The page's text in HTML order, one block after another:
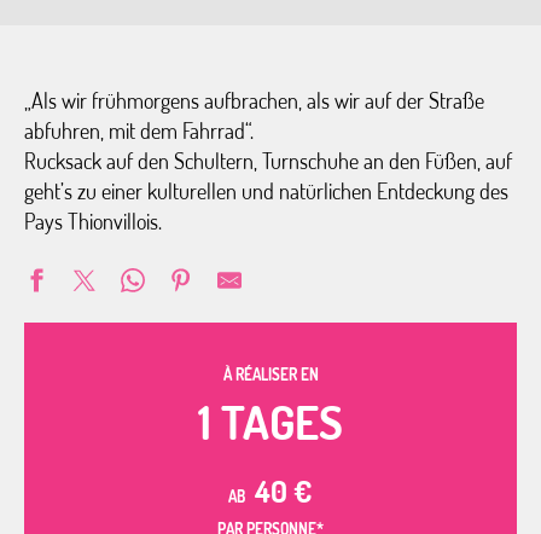
„Als wir frühmorgens aufbrachen, als wir auf der Straße
abfuhren, mit dem Fahrrad“.
Rucksack auf den Schultern, Turnschuhe an den Füßen, auf
geht’s zu einer kulturellen und natürlichen Entdeckung des
Pays Thionvillois.
À RÉALISER EN
1 TAGES
AB 40€
PAR PERSONNE*